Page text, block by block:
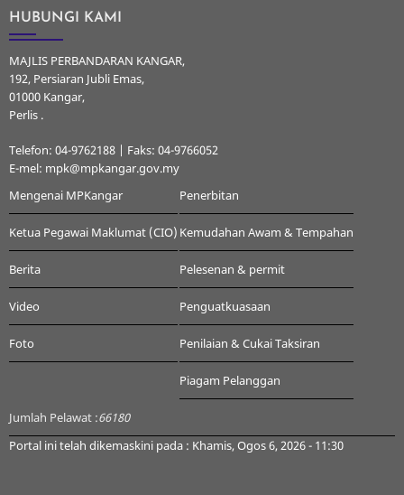
HUBUNGI KAMI
MAJLIS PERBANDARAN KANGAR,
192, Persiaran Jubli Emas,
01000 Kangar,
Perlis .
Telefon: 04-9762188 | Faks: 04-9766052
E-mel: mpk@mpkangar.gov.my
Mengenai MPKangar
Ketua Pegawai Maklumat (CIO)
Berita
Video
Foto
Penerbitan
Kemudahan Awam & Tempahan
Pelesenan & permit
Penguatkuasaan
Penilaian & Cukai Taksiran
Piagam Pelanggan
Jumlah Pelawat :66180
Portal ini telah dikemaskini pada : Khamis, Ogos 6, 2026 - 11:30